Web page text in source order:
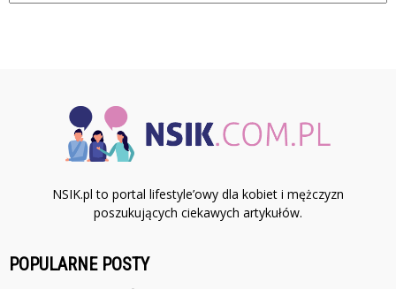
NSIK.pl to portal lifestyle’owy dla kobiet i mężczyzn
poszukujących ciekawych artykułów.
POPULARNE POSTY